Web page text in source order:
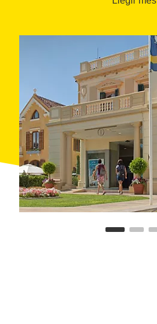
persones amb mobilitat reduïda.